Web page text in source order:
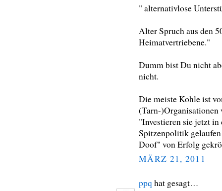
" alternativlose
Alter Spruch aus den
Heimatvertriebene."
Dumm bist Du nicht
nicht.
Die meiste Kohle ist
(Tarn-)Organisationen
"Investieren sie jetzt
Spitzenpolitik
Doof" von Erfolg
MÄRZ 21, 2011
ppq hat gesagt…